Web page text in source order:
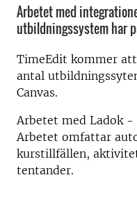
Arbetet med
utbildningssystem har
TimeEdit kommer
antal
Canvas.
Arbetet med Ladok
Arbetet omfattar
kurstillfällen,
tentander.